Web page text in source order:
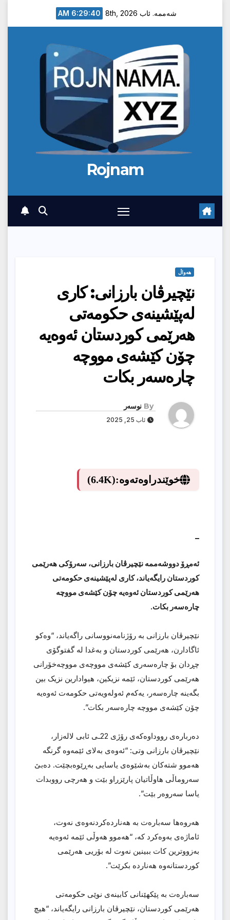
شەممە. ئاب 8th, 2026 6:29:40 AM
Rojnam
هەواڵ
نێچیرڤان بارزانی: کاری
لەپێشینەی حکومەتی
هەرێمی کوردستان ئەوەیە
چۆن کێشەی مووچە
چارەسەر بکات
By نوسەر
ئاب 25, 2025
خوێندراوەتەوە:(6.4K)
ئەمڕۆ دووشەممە نێچیرڤان بارزانی، سەرۆکی هەرێمی
کوردستان رایگەیاند، کاری لەپێشینەی حکومەتی
هەرێمی کوردستان ئەوەیە چۆن کێشەی مووچە
چارەسەر بکات.
نێچیرڤان بارزانی بە رۆژنامەنووسانی راگەیاند، “وەکو
ئاگادارن، هەرێمی کوردستان و بەغدا لە گفتوگۆی
چڕدان بۆ چارەسەری کێشەی مووچەی مووچەخۆرانی
هەرێمی کوردستان، ئێمە نزیکین، هیوادارین نزیک بین
بگەینە چارەسەر، یەکەم ئەولەویەتی حکومەت ئەوەیە
چۆن کێشەی مووچە چارەسەر بکات”.
دەربارەی رووداوەکەی رۆژی 22ـی ئابی لالەزار،
نێچیرڤان بارزانی وتی: “ئەوەی بەلای ئێمەوە گرنگە
هەموو شتەکان بەشێوەی یاسایی بەڕێوەبچێت. دەبێ
سەروماڵی هاوڵاتیان پارێزراو بێت و هەرچی رووبدات
یاسا سەروەر بێت”.
هەروەها سەبارەت بە هەناردەکردنەوەی نەوت،
ئاماژەی بەوەکرد کە، “هەموو هەوڵی ئێمە ئەوەیە
بەزووترین کات ببینین نەوت لە بۆریی هەرێمی
کوردستانەوە هەناردە بکرێت”.
سەبارەت بە پێکهێنانی کابینەی نوێی حکومەتی
هەرێمی کوردستان، نێچیرڤان بارزانی رایگەیاند، “هیچ